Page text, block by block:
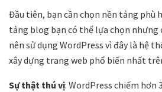
Đầu tiên, bạn cần chọn nền tảng phù
tảng blog bạn có thể lựa chọn nhưng
nên sử dụng WordPress vì đây là hệ
xây dựng trang web phổ biến nhất
Sự thật thú vị: WordPress chiếm